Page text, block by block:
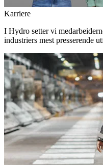
Karriere
I Hydro setter vi
industriers mest presserende